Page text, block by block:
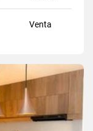
Venta